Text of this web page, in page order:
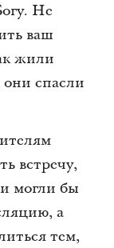
Не
ваш
жили
спасли
встречу,
могли бы
а
тем,